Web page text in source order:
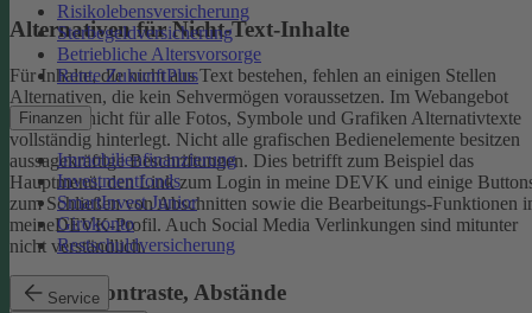
Risikolebensversicherung
Sterbegeldversicherung
Betriebliche Altersvorsorge
Rente ZukunftPlus
Finanzen
Immobilienfinanzierung
Investmentfonds
SmartInvest Junior
Girokonto
Restschuldversicherung
Service
Alternativen für Nicht-Text-Inhalte
Für Inhalte, die nicht aus Text bestehen, fehlen an einigen Stellen
Alternativen, die kein Sehvermögen voraussetzen. Im Webangebot
sind noch nicht für alle Fotos, Symbole und Grafiken Alternativtexte
vollständig hinterlegt. Nicht alle grafischen Bedienelemente besitzen
aussagekräftige Beschriftungen. Dies betrifft zum Beispiel das
Hauptmenü, den Link zum Login in meine DEVK und einige
zum Schließen von Abschnitten sowie die Bearbeitungs-Funktionen
meineDEVK-Profil. Auch Social Media Verlinkungen sind mitunter
nicht verständlich.
Schrift, Kontraste, Abstände